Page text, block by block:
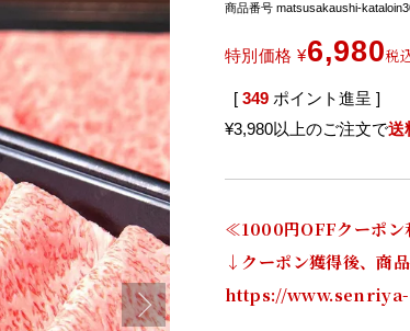
商品番号 matsusakaushi-
特別価格 ¥6,980税
[ 349 ポイント進呈 ]
¥3,980以上のご注文で送
≪1000円OFFクーポン
↓クーポン獲得後、商
https://